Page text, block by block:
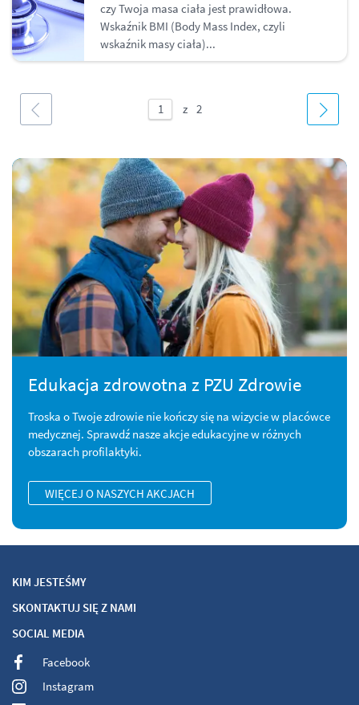
czy Twoja masa ciała jest prawidłowa.
Wskaźnik BMI (Body Mass Index, czyli
wskaźnik masy ciała)...
Edukacja zdrowotna z PZU Zdrowie
Troska o Twoje zdrowie nie kończy się na wizycie w placówce
medycznej. Sprawdź nasze akcje edukacyjne w różnych
obszarach profilaktyki.
WIĘCEJ O NASZYCH AKCJACH
KIM JESTEŚMY
SKONTAKTUJ SIĘ Z NAMI
SOCIAL MEDIA
Facebook
Instagram